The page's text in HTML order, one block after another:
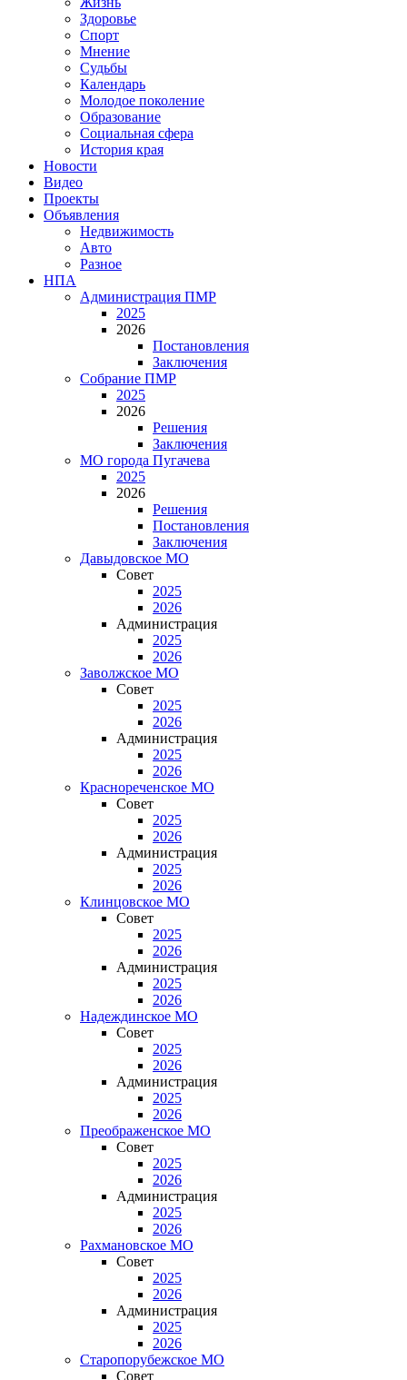
Здоровье
Спорт
Мнение
Судьбы
Календарь
Молодое поколение
Образование
Социальная сфера
История края
Новости
Видео
Проекты
Объявления
Недвижимость
Авто
Разное
НПА
Администрация ПМР
2025
2026
Постановления
Заключения
Собрание ПМР
2025
2026
Решения
Заключения
МО города Пугачева
2025
2026
Решения
Постановления
Заключения
Давыдовское МО
Совет
2025
2026
Администрация
2025
2026
Заволжское МО
Совет
2025
2026
Администрация
2025
2026
Краснореченское МО
Совет
2025
2026
Администрация
2025
2026
Клинцовское МО
Совет
2025
2026
Администрация
2025
2026
Надеждинское МО
Совет
2025
2026
Администрация
2025
2026
Преображенское МО
Совет
2025
2026
Администрация
2025
2026
Рахмановское МО
Совет
2025
2026
Администрация
2025
2026
Старопорубежское МО
Совет